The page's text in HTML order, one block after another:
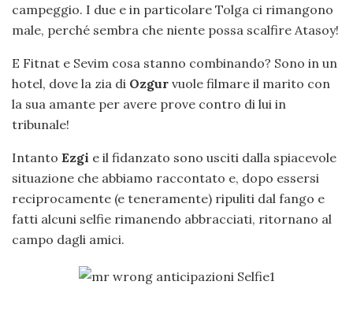
campeggio. I due e in particolare Tolga ci rimangono
male, perché sembra che niente possa scalfire Atasoy!
E Fitnat e Sevim cosa stanno combinando? Sono in un
hotel, dove la zia di Ozgur vuole filmare il marito con
la sua amante per avere prove contro di lui in
tribunale!
Intanto Ezgi e il fidanzato sono usciti dalla spiacevole
situazione che abbiamo raccontato e, dopo essersi
reciprocamente (e teneramente) ripuliti dal fango e
fatti alcuni selfie rimanendo abbracciati, ritornano al
campo dagli amici.